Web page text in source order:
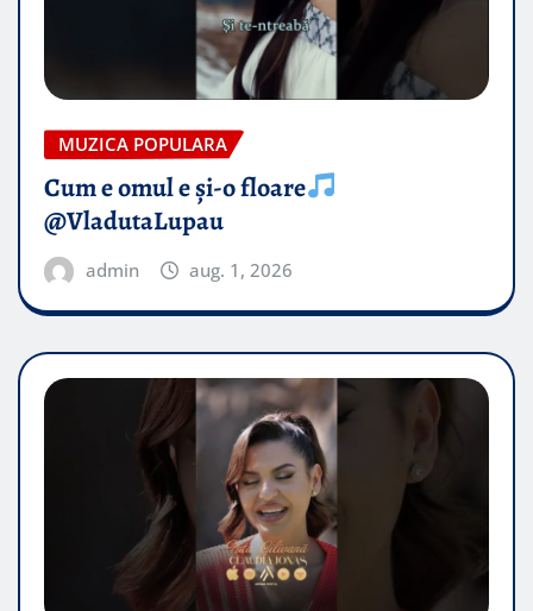
MUZICA POPULARA
Cum e omul e și-o floare
@VladutaLupau
admin aug. 1, 2026